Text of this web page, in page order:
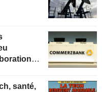
santé,